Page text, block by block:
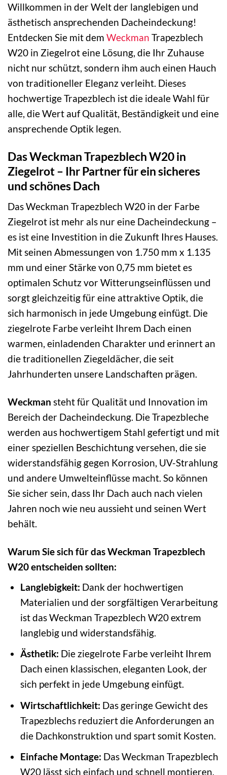
Willkommen in der Welt der langlebigen und
ästhetisch ansprechenden Dacheindeckung!
Entdecken Sie mit dem Weckman Trapezblech
W20 in Ziegelrot eine Lösung, die Ihr Zuhause
nicht nur schützt, sondern ihm auch einen Hauch
von traditioneller Eleganz verleiht. Dieses
hochwertige Trapezblech ist die ideale Wahl für
alle, die Wert auf Qualität, Beständigkeit und eine
ansprechende Optik legen.
Das Weckman Trapezblech W20 in
Ziegelrot – Ihr Partner für ein sicheres
und schönes Dach
Das Weckman Trapezblech W20 in der Farbe
Ziegelrot ist mehr als nur eine Dacheindeckung –
es ist eine Investition in die Zukunft Ihres Hauses.
Mit seinen Abmessungen von 1.750 mm x 1.135
mm und einer Stärke von 0,75 mm bietet es
optimalen Schutz vor Witterungseinflüssen und
sorgt gleichzeitig für eine attraktive Optik, die
sich harmonisch in jede Umgebung einfügt. Die
ziegelrote Farbe verleiht Ihrem Dach einen
warmen, einladenden Charakter und erinnert an
die traditionellen Ziegeldächer, die seit
Jahrhunderten unsere Landschaften prägen.
Weckman steht für Qualität und Innovation im
Bereich der Dacheindeckung. Die Trapezbleche
werden aus hochwertigem Stahl gefertigt und mit
einer speziellen Beschichtung versehen, die sie
widerstandsfähig gegen Korrosion, UV-Strahlung
und andere Umwelteinflüsse macht. So können
Sie sicher sein, dass Ihr Dach auch nach vielen
Jahren noch wie neu aussieht und seinen Wert
behält.
Warum Sie sich für das Weckman Trapezblech
W20 entscheiden sollten:
Langlebigkeit: Dank der hochwertigen
Materialien und der sorgfältigen Verarbeitung
ist das Weckman Trapezblech W20 extrem
langlebig und widerstandsfähig.
Ästhetik: Die ziegelrote Farbe verleiht Ihrem
Dach einen klassischen, eleganten Look, der
sich perfekt in jede Umgebung einfügt.
Wirtschaftlichkeit: Das geringe Gewicht des
Trapezblechs reduziert die Anforderungen an
die Dachkonstruktion und spart somit Kosten.
Einfache Montage: Das Weckman Trapezblech
W20 lässt sich einfach und schnell montieren,